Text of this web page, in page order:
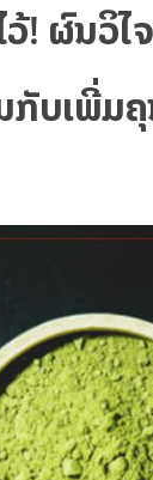
! ຜົນວິ
ບເພີ່ມ